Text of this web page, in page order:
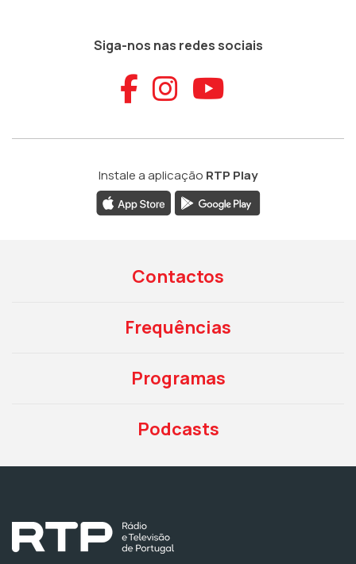
Siga-nos nas redes sociais
Aceder ao
Aceder ao
Aceder
Instale a aplicação RTP Play
Contactos
Frequências
Programas
Podcasts